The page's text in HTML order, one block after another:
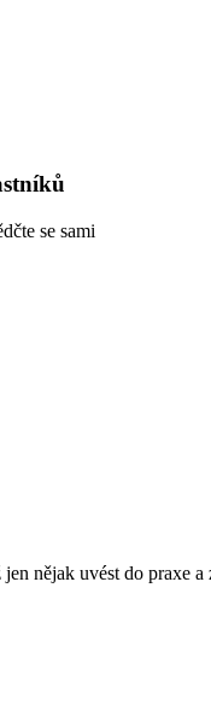
se sami
nějak uvést do praxe a